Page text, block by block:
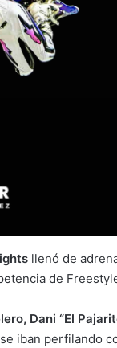
llenó de
de
Dani “El
iban perfilando